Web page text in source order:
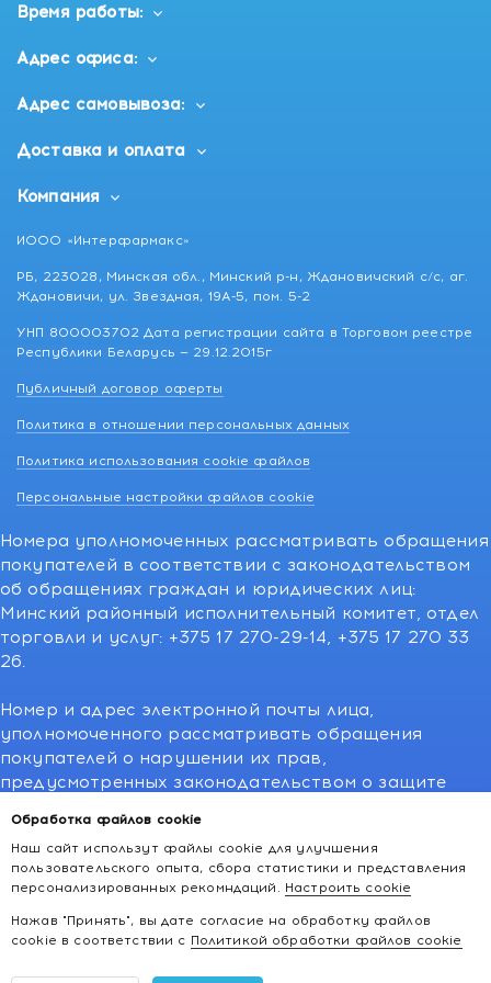
Обработка файлов cookie
Наш сайт использут файлы cookie для улучшения
пользовательского опыта, сбора статистики и представления
персонализированных рекомндаций. Настроить cookie
Нажав "Принять", вы дате согласие на обработку файлов
cookie в соответствии с Политикой обработки файлов cookie
Время работы:
Адрес офиса:
Адрес самовывоза:
Доставка и оплата
Компания
ИООО «Интерфармакс»
РБ, 223028, Минская обл., Минский р-н, Ждановичский с/с, аг.
Ждановичи, ул. Звездная, 19А-5, пом. 5-2
УНП 800003702 Дата регистрации сайта в Торговом реестре
Республики Беларусь — 29.12.2015г
Публичный договор оферты
Политика в отношении персональных данных
Политика использования cookie файлов
Персональные настройки файлов cookie
Номера уполномоченных рассматривать обращения
покупателей в соответствии с законодательством
об обращениях граждан и юридических лиц:
Минский районный исполнительный комитет, отдел
торговли и услуг: +375 17 270-29-14, +375 17 270 33
26.
Номер и адрес электронной почты лица,
уполномоченного рассматривать обращения
покупателей о нарушении их прав,
предусмотренных законодательством о защите
операторов), info@kakvapteke.by